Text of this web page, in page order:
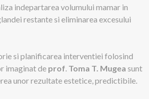
indepartarea volumului mamar in
restante si eliminarea excesului
si planificarea interventiei folosind
imaginat de prof Toma T. Mugea sunt
unor rezultate estetice, predictibile.